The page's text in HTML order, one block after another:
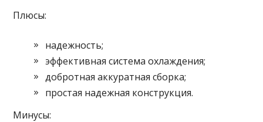
Плюсы:
надежность;
эффективная система охлаждения;
добротная аккуратная сборка;
простая надежная конструкция.
Минусы: